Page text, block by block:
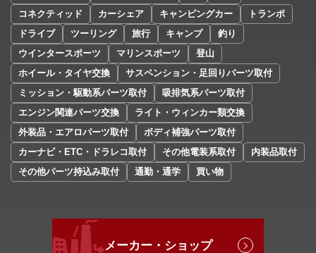
コネクティッド
カーシェア キャンピングカー
トランポ
ドライブ
ツーリング 旅行 キャンプ
釣り
ウインタースポーツ
マリンスポーツ
登山
ホイール・タイヤ交換
サスペンション・足回りパーツ取付
ミッション・駆動系パーツ取付
吸排気系パーツ取付
エンジン関連パーツ交換
ライト・ウィンカー類交換
外装品・エアロパーツ取付
ボディ補強パーツ取付
カーナビ・ETC・ドラレコ取付
その他電装系取付
内装品取付
その他パーツ持込み取付
通勤・通学 買い物
メーカー・ショップ